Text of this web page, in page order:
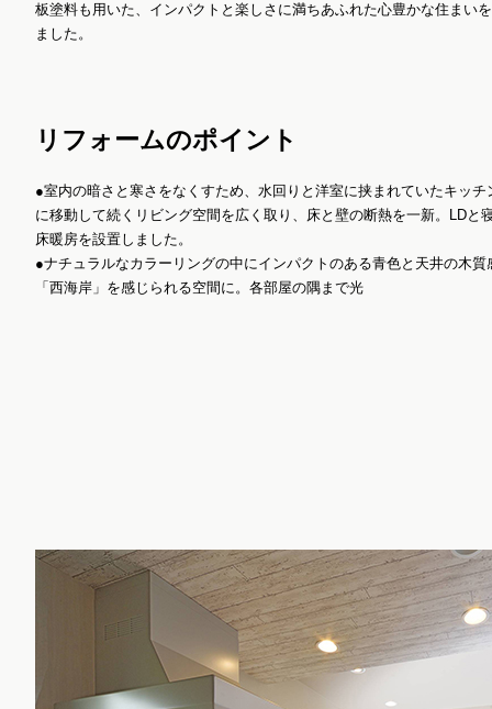
板塗料も用いた、インパクトと楽しさに満ちあふれた心豊かな住まい
ました。
リフォームのポイント
●室内の暗さと寒さをなくすため、水回りと洋室に挟まれていたキッチ
に移動して続くリビング空間を広く取り、床と壁の断熱を一新。LDと
床暖房を設置しました。
●ナチュラルなカラーリングの中にインパクトのある青色と天井の木質
「西海岸」を感じられる空間に。各部屋の隅まで光